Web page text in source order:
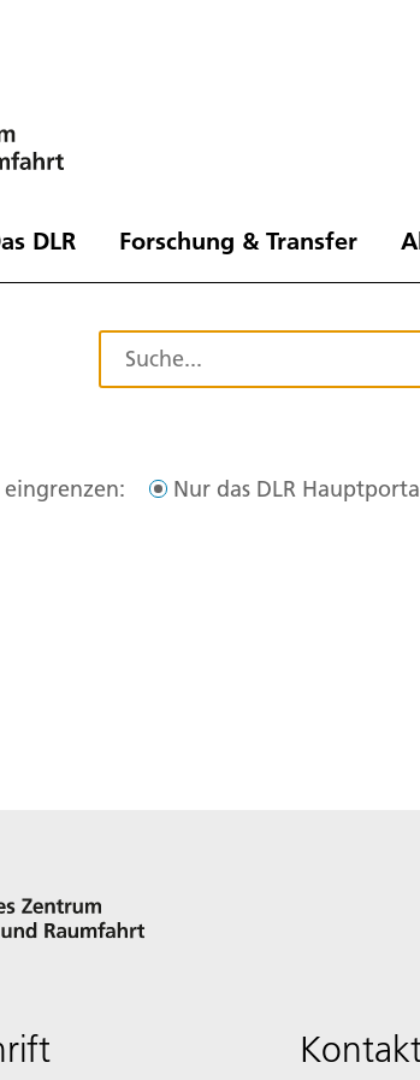
DLR Forschung & Transfer
eingrenzen: Nur das DLR